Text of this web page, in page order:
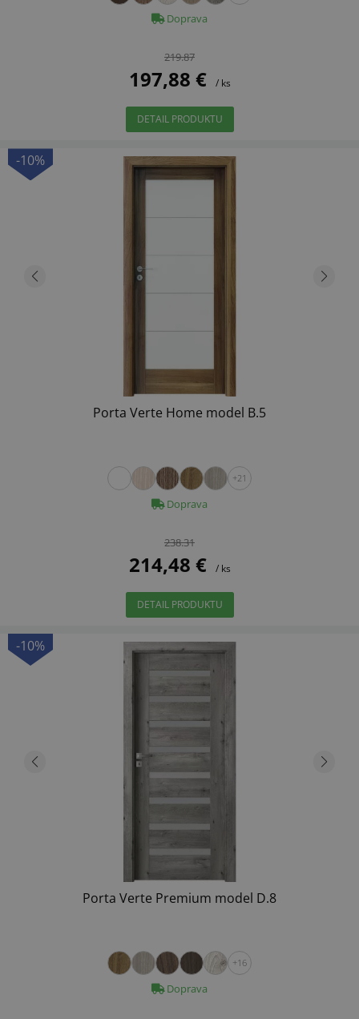
Doprava
219.87
197,88 € / ks
DETAIL PRODUKTU
-10%
Porta Verte Home model B.5
+21
Doprava
238.31
214,48 € / ks
DETAIL PRODUKTU
-10%
Porta Verte Premium model D.8
+16
Doprava